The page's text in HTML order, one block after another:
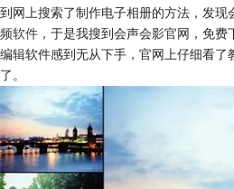
到网上搜索了制作电子相册的方法，发现
频软件 ，于是我搜到会声会影官网，免
编辑软件感到无从下手，官网上仔细看了
了。